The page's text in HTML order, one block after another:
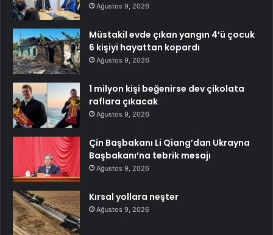
Ağustos 9, 2026
Müstakil evde çıkan yangın 4’ü çocuk
6 kişiyi hayattan kopardı
Ağustos 9, 2026
1 milyon kişi beğenirse dev çikolata
raflara çıkacak
Ağustos 9, 2026
Çin Başbakanı Li Qiang’dan Ukrayna
Başbakanı’na tebrik mesajı
Ağustos 9, 2026
Kırsal yollara neşter
Ağustos 9, 2026